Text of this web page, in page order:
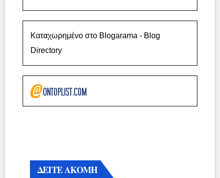
Καταχωρημένο στο Blogarama - Blog
Directory
ΔΕΙΤΕ ΑΚΟΜΗ